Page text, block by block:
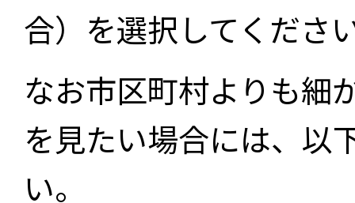
合）を選択してくださ
なお市区町村よりも細
を見たい場合には、以
い。